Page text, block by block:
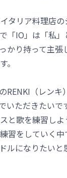
タリア料理店
「IO」は「私
かり持って主
。
RENKI（レンキ
いただきたいで
と歌を練習し
習をしていく
ルになりたい